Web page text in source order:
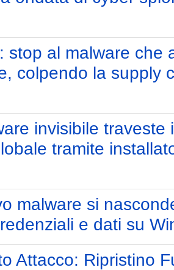
stop al malware che
colpendo la supply
invisibile traveste
tramite
malware si
e dati su
Attacco: Ripristino